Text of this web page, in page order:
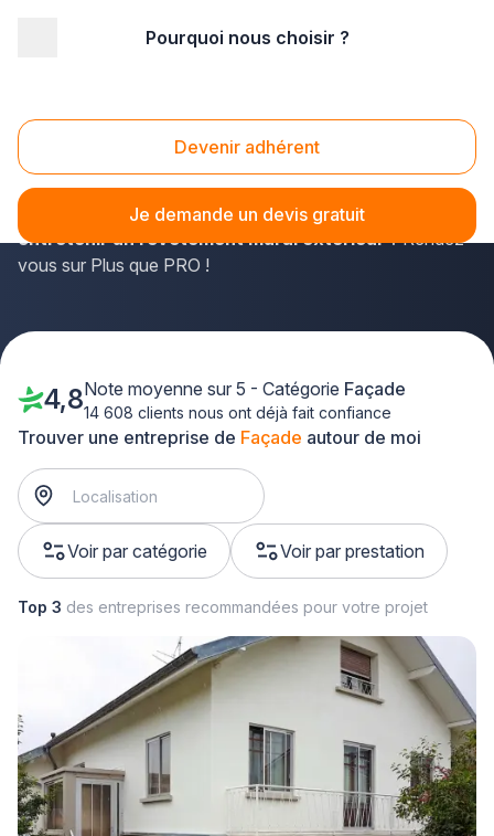
Pourquoi nous choisir ?
Devenir adhérent
Je demande un devis gratuit
Façade Haute-Garonne (31)
Habitants de la Haute-Garonne, vous recherchez un
façadier capable derestaurer une façade en PVC ou
entretenir un revêtement mural extérieur? Rendez-
vous sur Plus que PRO !
Trouver une entreprise de Façade autour de moi
Voir par catégorie Voir par prestation
4,8Note moyenne sur 5 - Catégorie Façade
14 608 clients nous ont déjà fait confiance
Top 3 des entreprises recommandées pour votre projet